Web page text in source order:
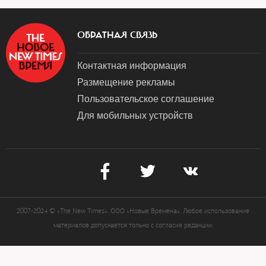
ОБРАТНАЯ СВЯЗЬ
Контактная информация
Размещение рекламы
Пользовательское соглашение
Для мобильных устройств
2007-2024 © «The New Times». ООО «Новые Времена». Любое использование
материалов допускается только с согласия редакции.